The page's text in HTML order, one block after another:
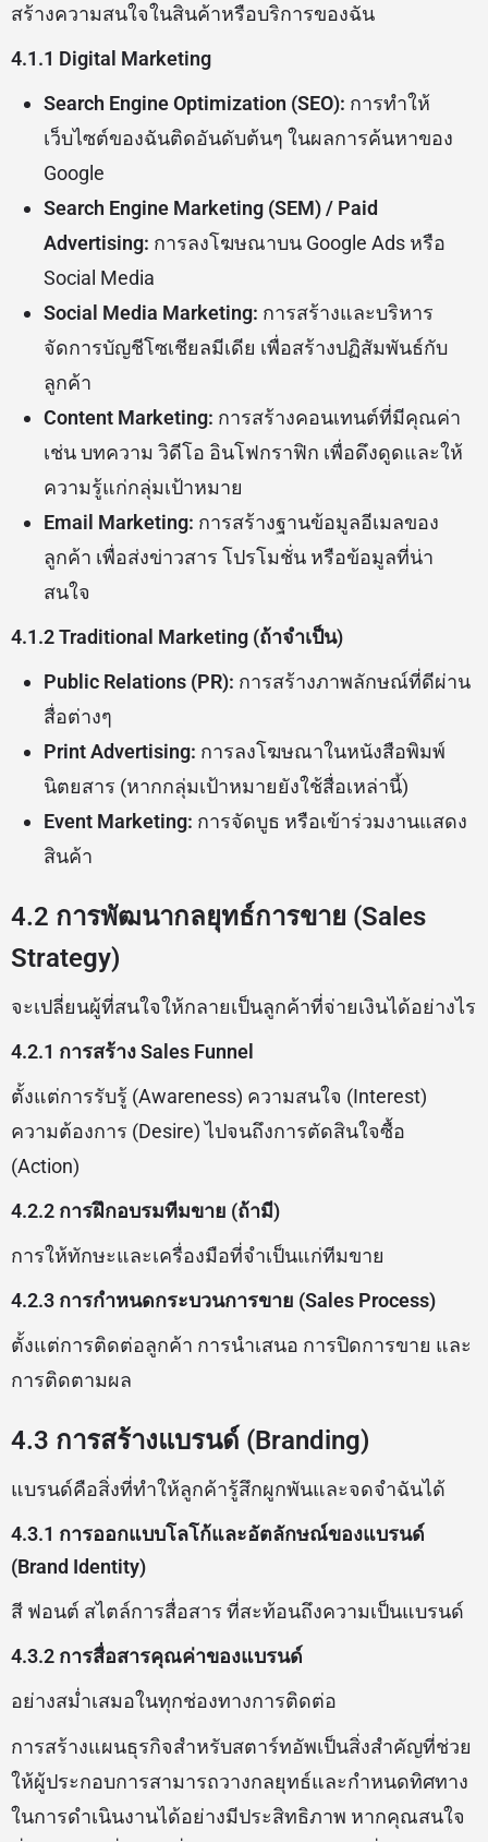
สร้างความสนใจในสินค้าหรือบริการของฉัน
4.1.1 Digital Marketing
Search Engine Optimization (SEO): การทำให้
เว็บไซต์ของฉันติดอันดับต้นๆ ในผลการค้นหาของ
Google
Search Engine Marketing (SEM) / Paid
Advertising: การลงโฆษณาบน Google Ads หรือ
Social Media
Social Media Marketing: การสร้างและบริหาร
จัดการบัญชีโซเชียลมีเดีย เพื่อสร้างปฏิสัมพันธ์กับ
ลูกค้า
Content Marketing: การสร้างคอนเทนต์ที่มีคุณค่า
เช่น บทความ วิดีโอ อินโฟกราฟิก เพื่อดึงดูดและให้
ความรู้แก่กลุ่มเป้าหมาย
Email Marketing: การสร้างฐานข้อมูลอีเมลของ
ลูกค้า เพื่อส่งข่าวสาร โปรโมชั่น หรือข้อมูลที่น่า
สนใจ
4.1.2 Traditional Marketing (ถ้าจำเป็น)
Public Relations (PR): การสร้างภาพลักษณ์ที่ดีผ่าน
สื่อต่างๆ
Print Advertising: การลงโฆษณาในหนังสือพิมพ์
นิตยสาร (หากกลุ่มเป้าหมายยังใช้สื่อเหล่านี้)
Event Marketing: การจัดบูธ หรือเข้าร่วมงานแสดง
สินค้า
4.2 การพัฒนากลยุทธ์การขาย (Sales
Strategy)
จะเปลี่ยนผู้ที่สนใจให้กลายเป็นลูกค้าที่จ่ายเงินได้อย่างไร
4.2.1 การสร้าง Sales Funnel
ตั้งแต่การรับรู้ (Awareness) ความสนใจ (Interest)
ความต้องการ (Desire) ไปจนถึงการตัดสินใจซื้อ
(Action)
4.2.2 การฝึกอบรมทีมขาย (ถ้ามี)
การให้ทักษะและเครื่องมือที่จำเป็นแก่ทีมขาย
4.2.3 การกำหนดกระบวนการขาย (Sales Process)
ตั้งแต่การติดต่อลูกค้า การนำเสนอ การปิดการขาย และ
การติดตามผล
4.3 การสร้างแบรนด์ (Branding)
แบรนด์คือสิ่งที่ทำให้ลูกค้ารู้สึกผูกพันและจดจำฉันได้
4.3.1 การออกแบบโลโก้และอัตลักษณ์ของแบรนด์
(Brand Identity)
สี ฟอนต์ สไตล์การสื่อสาร ที่สะท้อนถึงความเป็นแบรนด์
4.3.2 การสื่อสารคุณค่าของแบรนด์
อย่างสม่ำเสมอในทุกช่องทางการติดต่อ
การสร้างแผนธุรกิจสำหรับสตาร์ทอัพเป็นสิ่งสำคัญที่ช่วย
ให้ผู้ประกอบการสามารถวางกลยุทธ์และกำหนดทิศทาง
ในการดำเนินงานได้อย่างมีประสิทธิภาพ หากคุณสนใจ